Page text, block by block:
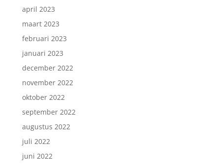
april 2023
maart 2023
februari 2023
januari 2023
december 2022
november 2022
oktober 2022
september 2022
augustus 2022
juli 2022
juni 2022